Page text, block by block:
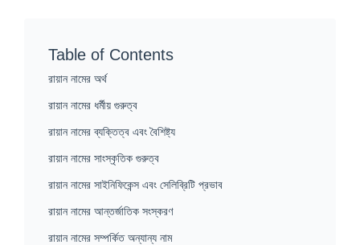
Table of Contents
রায়ান নামের অর্থ
রায়ান নামের ধর্মীয় গুরুত্ব
রায়ান নামের ব্যক্তিত্ব এবং বৈশিষ্ট্য
রায়ান নামের সাংস্কৃতিক গুরুত্ব
রায়ান নামের সাইনিফিকেন্স এবং সেলিব্রিটি প্রভাব
রায়ান নামের আন্তর্জাতিক সংস্করণ
রায়ান নামের সম্পর্কিত অন্যান্য নাম